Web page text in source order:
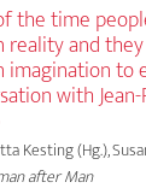
the time
and
to
with
Kesting (Hg.),
after Man